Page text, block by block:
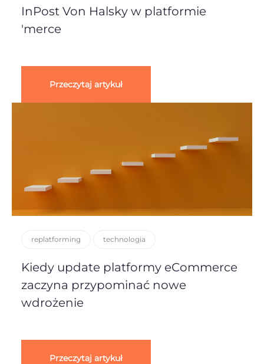
InPost Von Halsky w platformie
'merce
Przeczytaj artykuł
replatforming technologia
Kiedy update platformy eCommerce
zaczyna przypominać nowe
wdrożenie
Przeczytaj artykuł